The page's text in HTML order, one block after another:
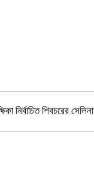
নির্বাচিত শিবচরের সেলিনা